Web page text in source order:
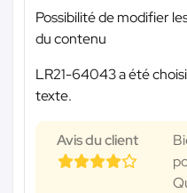
Possibilité de modifier
du contenu
LR21-64043 a été
texte.
Avis du client